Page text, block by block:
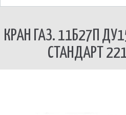
КРАН ГАЗ. 11Б27П
СТАНДАРТ